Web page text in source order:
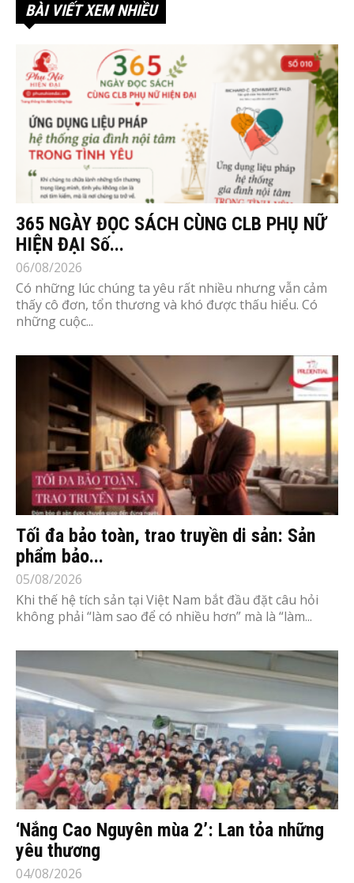
BÀI VIẾT XEM NHIỀU
365 NGÀY ĐỌC SÁCH CÙNG CLB PHỤ NỮ
HIỆN ĐẠI Số...
06/08/2026
Có những lúc chúng ta yêu rất nhiều nhưng vẫn cảm
thấy cô đơn, tổn thương và khó được thấu hiểu. Có
những cuộc...
Tối đa bảo toàn, trao truyền di sản: Sản
phẩm bảo...
05/08/2026
Khi thế hệ tích sản tại Việt Nam bắt đầu đặt câu hỏi
không phải “làm sao để có nhiều hơn” mà là “làm...
‘Nắng Cao Nguyên mùa 2’: Lan tỏa những
yêu thương
04/08/2026